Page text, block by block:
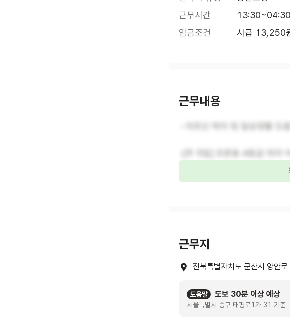
근무시간
13:30~04:30
임금조건
시급 13,250
근무내용
근무지
전북특별자치도 군산시 양안로
도움말 도보 30분 이상 예상
서울특별시 중구 태평로1가 31 기준